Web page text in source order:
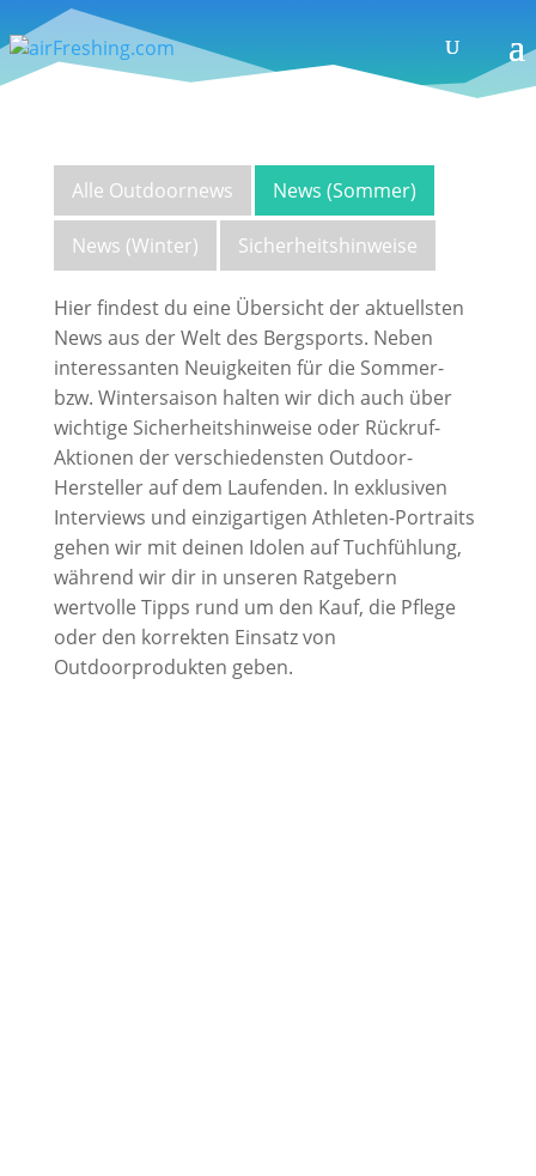
Alle Outdoornews News (Sommer)
News (Winter) Sicherheitshinweise
Hier findest du eine Übersicht der aktuellsten
News aus der Welt des Bergsports. Neben
interessanten Neuigkeiten für die Sommer-
bzw. Wintersaison halten wir dich auch über
wichtige Sicherheitshinweise oder Rückruf-
Aktionen der verschiedensten Outdoor-
Hersteller auf dem Laufenden. In exklusiven
Interviews und einzigartigen Athleten-Portraits
gehen wir mit deinen Idolen auf Tuchfühlung,
während wir dir in unseren Ratgebern
wertvolle Tipps rund um den Kauf, die Pflege
oder den korrekten Einsatz von
Outdoorprodukten geben.